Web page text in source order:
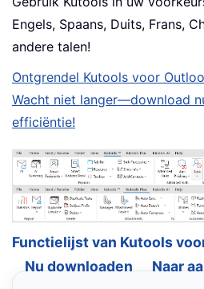
Engels, Spaans, Duits, Frans,
andere talen!
Ontgrendel Kutools voor
Wacht niet langer—download
efficiëntie!
Functielijst van Kutools
Nu downloaden
Naar